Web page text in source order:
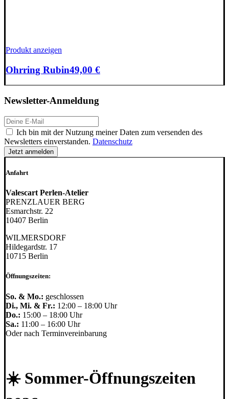
Produkt anzeigen
Ohrring Rubin49,00 €
Newsletter-Anmeldung
E-
Mail-
Adresse:
DSGVO
Ich bin mit der Nutzung meiner Daten zum versenden des
Newsletters einverstanden. Datenschutz
Anfahrt
Valescart Perlen-Atelier
PRENZLAUER BERG
Esmarchstr. 22
10407 Berlin
WILMERSDORF
Hildegardstr. 17
10715 Berlin
Öffnungszeiten:
So. & Mo.: geschlossen
Di., Mi. & Fr.: 12:00 – 18:00 Uhr
Do.: 15:00 – 18:00 Uhr
Sa.: 11:00 – 16:00 Uhr
Oder nach Terminvereinbarung
☀️ Sommer-Öffnungszeiten